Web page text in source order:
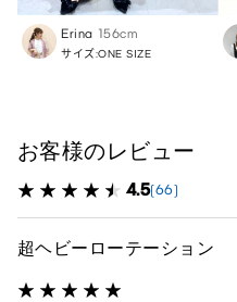
Erina 156cm
サイズ:ONE SIZE
お客様のレビュー
4.5(66)
超ヘビーローテーション